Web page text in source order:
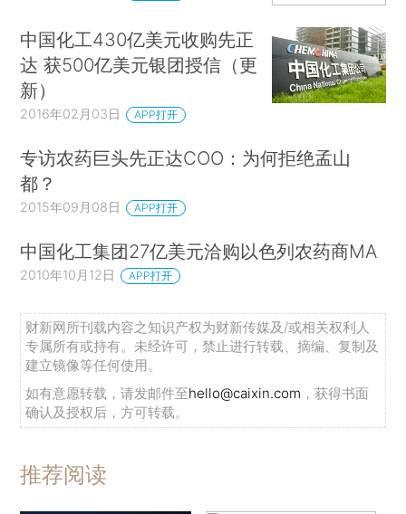
中国化工430亿美元收购先正
达 获500亿美元银团授信（更
新）
2016年02月03日 APP打开
专访农药巨头先正达COO：为何拒绝孟山
都？
2015年09月08日 APP打开
中国化工集团27亿美元洽购以色列农药商MA
2010年10月12日 APP打开
财新网所刊载内容之知识产权为财新传媒及/或相关权利人
专属所有或持有。未经许可，禁止进行转载、摘编、复制及
建立镜像等任何使用。
如有意愿转载，请发邮件至hello@caixin.com ，获得书面
确认及授权后，方可转载。
推荐阅读